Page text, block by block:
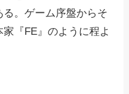
。ゲーム序盤からそ
『FE』のように程よ